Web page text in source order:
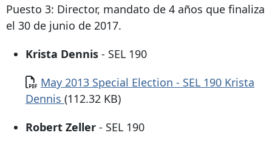
Puesto 3: Director, mandato de 4 años que finaliza
el 30 de junio de 2017.
Krista Dennis - SEL 190
Documento
May 2013 Special Election - SEL 190 Krista
Dennis (112.32 KB)
Robert Zeller - SEL 190